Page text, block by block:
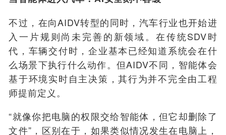
不过，在向AIDV转型的同时，汽车行业也开始进
入一片规则尚未完善的新领域。 在传统SDV时
代，车辆交付时，企业基本已经知道系统会在什
么场景下执行什么动作。但AIDV不同，智能体会
基于环境实时自主决策，其行为并不完全由工程
师提前定义。
“就像你把电脑的权限交给智能体，但它却删除了
文件” ， 区别在于，如果类似情况发生在电脑上 ，